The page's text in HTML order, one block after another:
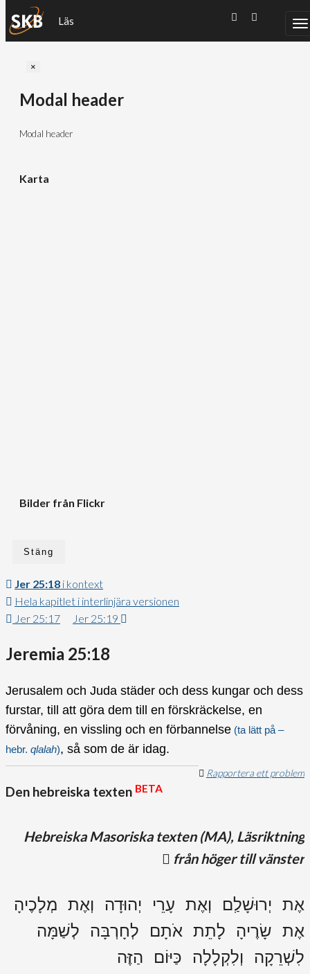
×
Modal header
Modal header
Karta
Bilder från Flickr
Stäng
Läs
Jer 25:18 i kontext
Hela kapitlet i interlinjära versionen
Jer 25:17
Jer 25:19
Jeremia 25:18
Jerusalem och Juda städer och dess kungar och dess
furstar, till att göra dem till en förskräckelse, en
förvåning, en vissling och en förbannelse (ta lätt på –
hebr. qlalah), så som de är idag.
Rapportera ett problem
Den hebreiska texten BETA
Hebreiska Masoriska texten (MA), Läsriktning
från höger till vänster
אֶת יְרוּשָׁלִַם וְאֶת עָרֵי יְהוּדָה וְאֶת מְלָכֶיהָ
אֶת שָׂרֶיהָ לָתֵת אֹתָם לְחָרְבָּה לְשַׁמָּה
לִשְׁרֵקָה וְלִקְלָלָה כַּיּוֹם הַזֶּה